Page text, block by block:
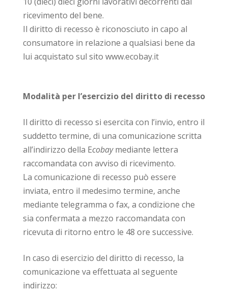
ricevimento del bene.
Il diritto di recesso è riconosciuto in capo al
consumatore in relazione a qualsiasi bene da
lui acquistato sul sito www.ecobay.it
Modalità per l’esercizio del diritto di recesso
Il diritto di recesso si esercita con l’invio, entro il
suddetto termine, di una comunicazione scritta
all’indirizzo della Ecobaymediante lettera
raccomandata con avviso di ricevimento.
La comunicazione di recesso può essere
inviata, entro il medesimo termine, anche
mediante telegramma o fax, a condizione che
sia confermata a mezzo raccomandata con
ricevuta di ritorno entro le 48 ore successive.
In caso di esercizio del diritto di recesso, la
comunicazione va effettuata al seguente
indirizzo: